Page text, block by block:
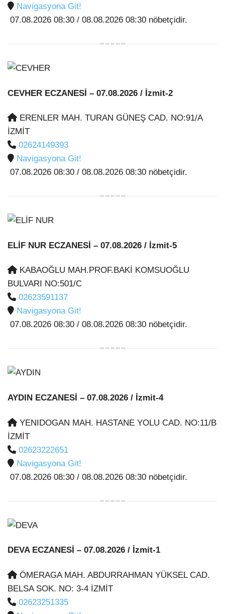
Navigasyona Git!
07.08.2026 08:30 / 08.08.2026 08:30 nöbetçidir.
CEVHER ECZANESİ – 07.08.2026 / İzmit-2
ERENLER MAH. TURAN GÜNEŞ CAD. NO:91/A
İZMİT
02624149393
Navigasyona Git!
07.08.2026 08:30 / 08.08.2026 08:30 nöbetçidir.
ELİF NUR ECZANESİ – 07.08.2026 / İzmit-5
KABAOĞLU MAH.PROF.BAKİ KOMSUOĞLU
BULVARI NO:501/C
02623591137
Navigasyona Git!
07.08.2026 08:30 / 08.08.2026 08:30 nöbetçidir.
AYDIN ECZANESİ – 07.08.2026 / İzmit-4
YENIDOGAN MAH. HASTANE YOLU CAD. NO:11/B
İZMİT
02623222651
Navigasyona Git!
07.08.2026 08:30 / 08.08.2026 08:30 nöbetçidir.
DEVA ECZANESİ – 07.08.2026 / İzmit-1
ÖMERAGA MAH. ABDURRAHMAN YÜKSEL CAD.
BELSA SOK. NO: 3-4 İZMİT
02623251335